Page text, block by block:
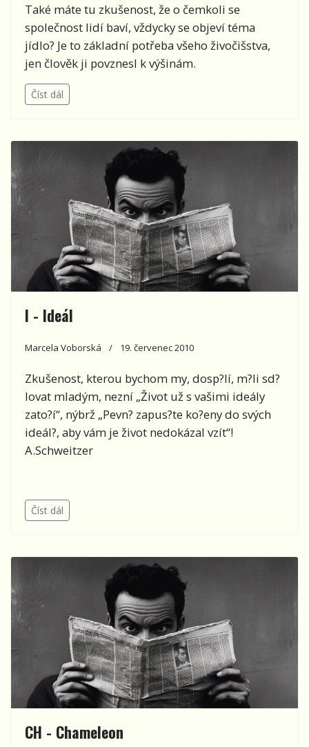
Také máte tu zkušenost, že o čemkoli se
společnost lidí baví, vždycky se objeví téma
jídlo? Je to základní potřeba všeho živočišstva,
jen člověk ji povznesl k výšinám.
Číst dál
I - Ideál
Marcela Voborská 19. červenec 2010
Zkušenost, kterou bychom my, dosp?lí, m?li sd?
lovat mladým, nezní „Život už s vašimi ideály
zato?í“, nýbrž „Pevn? zapus?te ko?eny do svých
ideál?, aby vám je život nedokázal vzít“!
A.Schweitzer
Číst dál
CH - Chameleon